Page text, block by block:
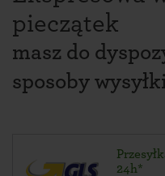
pieczątek
masz do
sposoby
24h*